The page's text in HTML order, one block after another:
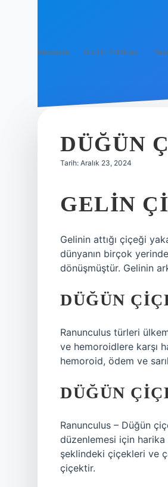
Anasayfa Gizlilik Politikası
DÜĞÜN
Tarih: Aralık 23, 2024
GELIN
Gelinin attığı çiçeği
dünyanın birçok
dönüşmüştür. Gelinin
DÜĞÜN
Ranunculus türleri
ve hemoroidlere karşı
hemoroid, ödem ve
DÜĞÜN
Ranunculus – Düğün
düzenlemesi için harika
şeklindeki çiçekleri ve
çiçektir.